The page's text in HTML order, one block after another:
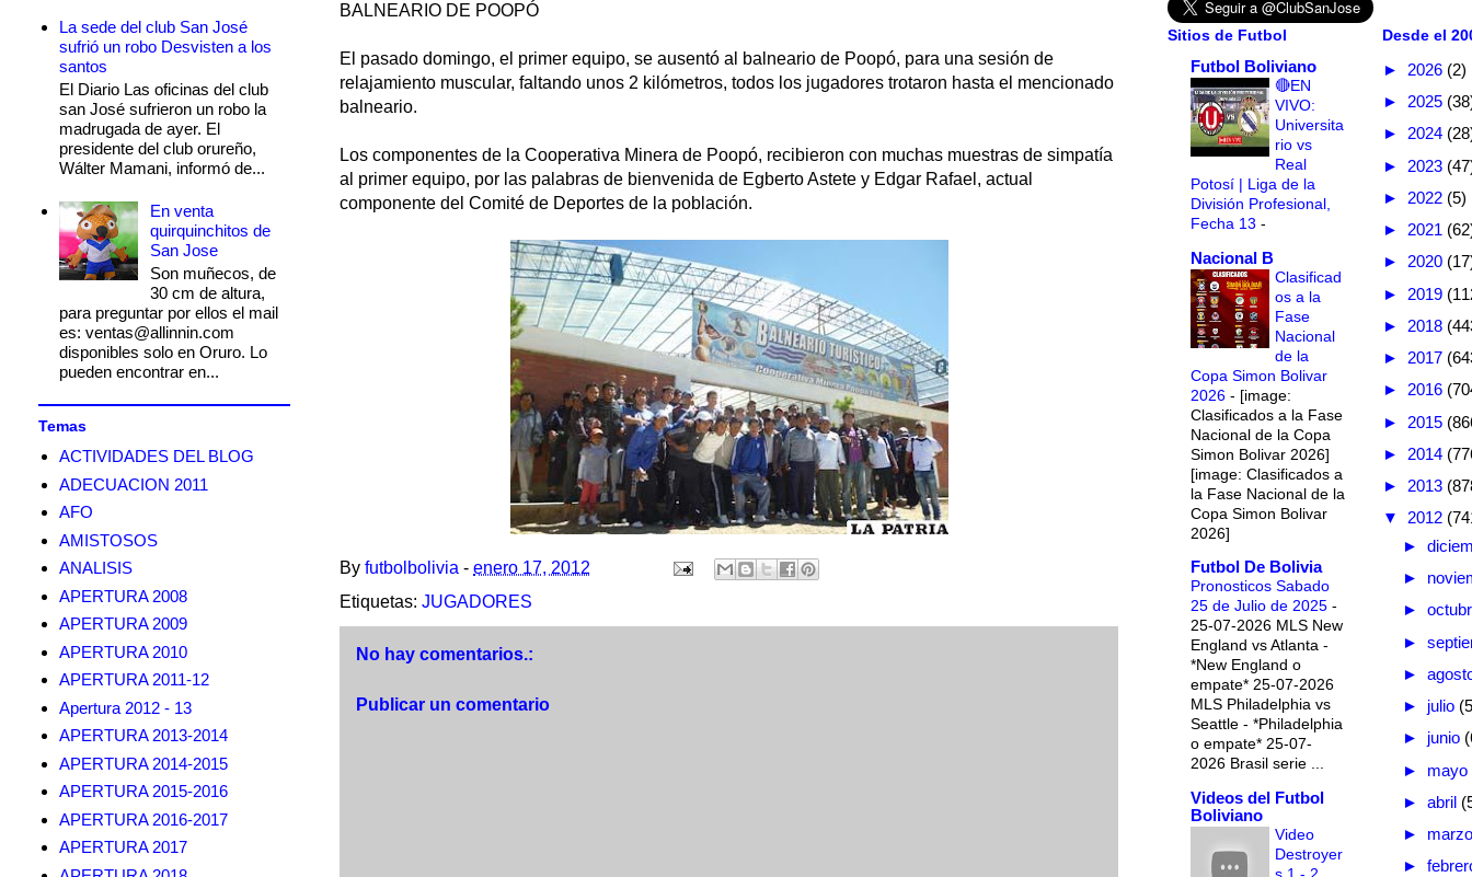
BALNEARIO DE POOPÓ
El pasado domingo, el primer equipo, se ausentó al balneario de Poopó, para una sesión de
relajamiento muscular, faltando unos 2 kilómetros, todos los jugadores trotaron hasta el mencionado
balneario.
Los componentes de la Cooperativa Minera de Poopó, recibieron con muchas muestras de simpatía
al primer equipo, por las palabras de bienvenida de Egberto Astete y Edgar Rafael, actual
componente del Comité de Deportes de la población.
By futbolbolivia - enero 17, 2012
Etiquetas: JUGADORES
No hay comentarios.:
Publicar un comentario
La sede del club San José
sufrió un robo Desvisten a los
santos
El Diario Las oficinas del club
san José sufrieron un robo la
madrugada de ayer. El
presidente del club orureño,
Wálter Mamani, informó de...
En venta
quirquinchitos de
San Jose
Son muñecos, de
30 cm de altura,
para preguntar por ellos el mail
es: ventas@allinnin.com
disponibles solo en Oruro. Lo
pueden encontrar en...
Temas
ACTIVIDADES DEL BLOG
ADECUACION 2011
AFO
AMISTOSOS
ANALISIS
APERTURA 2008
APERTURA 2009
APERTURA 2010
APERTURA 2011-12
Apertura 2012 - 13
APERTURA 2013-2014
APERTURA 2014-2015
APERTURA 2015-2016
APERTURA 2016-2017
APERTURA 2017
Sitios de Futbol
Futbol Boliviano
🔴EN
VIVO:
Universita
rio vs
Real
Potosí | Liga de la
División Profesional,
Fecha 13 -
Nacional B
Clasificad
os a la
Fase
Nacional
de la
Copa Simon Bolivar
2026 - [image:
Clasificados a la Fase
Nacional de la Copa
Simon Bolivar 2026]
[image: Clasificados a
la Fase Nacional de la
Copa Simon Bolivar
2026]
Futbol De Bolivia
Pronosticos Sabado
25 de Julio de 2025 -
25-07-2026 MLS New
England vs Atlanta -
*New England o
empate* 25-07-2026
MLS Philadelphia vs
Seattle - *Philadelphia
o empate* 25-07-
2026 Brasil serie ...
Videos del Futbol
Boliviano
Video
Destroyer
s 1 - 2
Desde el
► 2026 (2)
► 2025
► 2024
► 2023
► 2022 (5)
► 2021
► 2020
► 2019
► 2018
► 2017
► 2016
► 2015
► 2014
► 2013
▼ 2012
►
►
►
►
►
► julio
► junio
► mayo
► abril
►
►